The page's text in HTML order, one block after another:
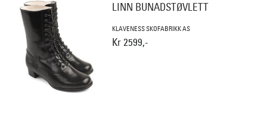
LINN BUNADSTØVLETT
KLAVENESS SKOFABRIKK AS
Kr 2599,-